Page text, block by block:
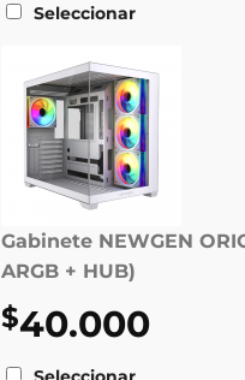
Seleccionar
Gabinete NEWGEN
ARGB + HUB)
$40.000